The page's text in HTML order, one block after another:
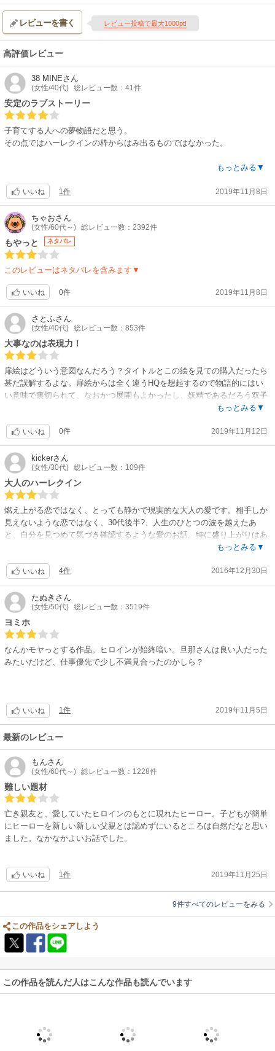
レビューを書く レビュー投稿で最大1000pt!
高評価レビュー
38 MINEさん
(女性/40代) 総レビュー数：41件
安定のラブストーリー
子育てする人への夢物語だと思う。
その点ではハーレクインの枠からはみ出るものではなかった。
多分、原作にある大きな山とか谷とかを大分小さくしたようなイメージで
ちょっと平坦なストーリーかも。
でも、ほのぼのしていて好きです。
恋のライバルだけがスパイスではない、はずですから
もっとみる▼
いいね 1件 2019年11月8日
ちゃおさん
(女性/60代～) 総レビュー数：2392件
もやっと ネタバレ
このレビューはネタバレを含みます▼
いいね 0件 2019年11月8日
さとふさん
(女性/40代) 総レビュー数：853件
大事なのは表現力！
扉絵はどういう意図なんだろう？タイトルとこの絵を見ての購入だったら
甚だ誤解するよな。扉絵からは全く違うHQを想起するので物語的にはい
い意味で裏切られて、なおかつ展開もよかったし、妖精であるだろう双子
もいい味だしてました。残念ながら双子が可愛いという定番の言葉はつか
キレイだけど感情のない絵の作家さんと比べると読み応えがありまくりで
す。
もっとみる▼
いいね 0件 2019年11月12日
kickerさん
(女性/30代) 総レビュー数：109件
大人のハーレクイン
燃え上がる恋ではなく、とっても静かで現実的な大人の愛です。相手しか
見えないような恋ではなく、30代後半?、人生のひとつの波を越えたあ
と、自分を見つめて気づき確認するような愛のお話。特に盛り上がりはあ
りませんが、しっとりとした短編小説のような趣がありました。ーーとは
めざせハーレクイン100review No.55
もっとみる▼
いいね 4件 2016年12月30日
たぬき さん
(女性/50代) 総レビュー数：3519件
ヨミホ
なんかモヤっとする作品。ヒロインが始終暗い。旦那さんは良い人だった
みたいだけど、仕事優先で少し不満見合ったのかしら？
いいね 1件 2019年11月5日
最新のレビュー
もんさん
(女性/60代～) 総レビュー数：1228件
難しい題材
亡き親友と、愛していたヒロインのもとに現れたヒーロー。子どもが簡単
にヒーローを新しい新しい父親とは認めずにいるところは自然だなと思い
ました。なかなかよいお話でした。
いいね 1件 2019年11月25日
9件すべてのレビューをみる
この作品をシェアしよう
この作品を読んだ人はこんな作品も読んでいます